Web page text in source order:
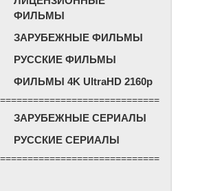
ФИЛЬМЫ
ЗАРУБЕЖНЫЕ ФИЛЬМЫ
РУССКИЕ ФИЛЬМЫ
ФИЛЬМЫ 4K UltraHD 2160p
=============================
ЗАРУБЕЖНЫЕ СЕРИАЛЫ
РУССКИЕ СЕРИАЛЫ
=============================